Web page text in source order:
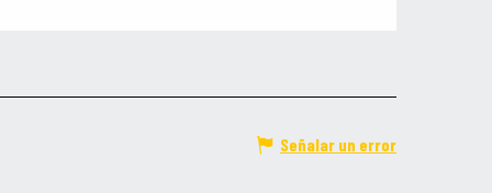
Señalar un error